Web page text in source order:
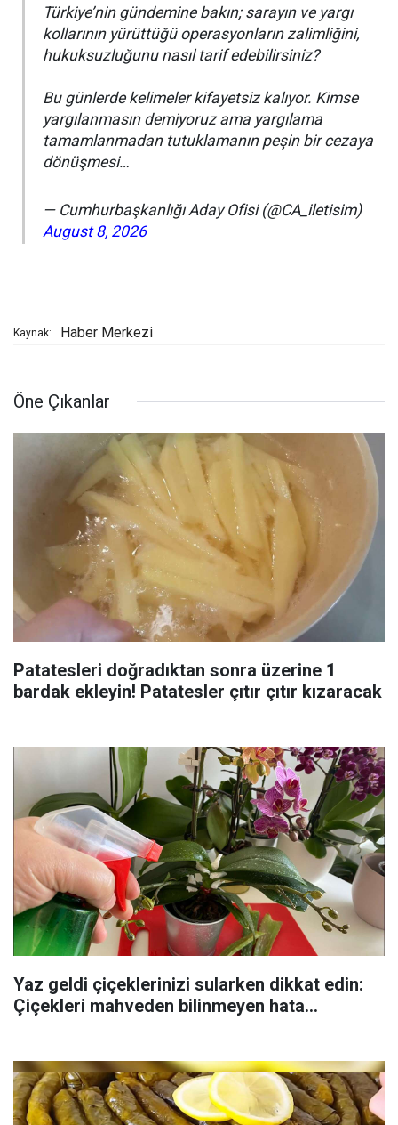
Türkiye’nin gündemine bakın; sarayın ve yargı
kollarının yürüttüğü operasyonların zalimliğini,
hukuksuzluğunu nasıl tarif edebilirsiniz?
Bu günlerde kelimeler kifayetsiz kalıyor. Kimse
yargılanmasın demiyoruz ama yargılama
tamamlanmadan tutuklamanın peşin bir cezaya
dönüşmesi…
— Cumhurbaşkanlığı Aday Ofisi (@CA_iletisim)
August 8, 2026
Kaynak: Haber Merkezi
Öne Çıkanlar
Patatesleri doğradıktan sonra üzerine 1
bardak ekleyin! Patatesler çıtır çıtır kızaracak
Yaz geldi çiçeklerinizi sularken dikkat edin:
Çiçekleri mahveden bilinmeyen hata...